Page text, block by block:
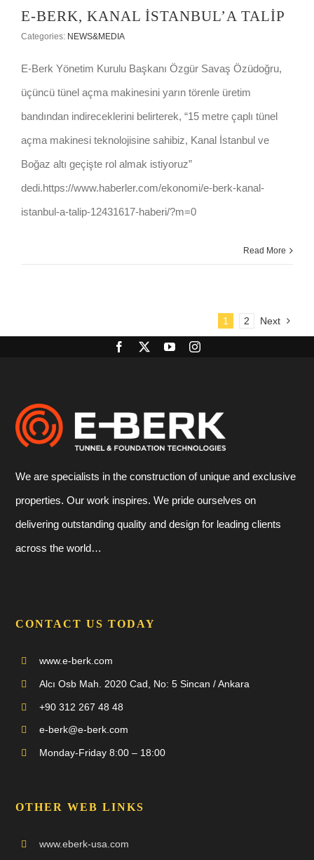
E-BERK, KANAL İSTANBUL’A TALİP
Categories: NEWS&MEDIA
E-Berk Yönetim Kurulu Başkanı Özgür Savaş Özüdoğru,
üçüncü tünel açma makinesini yarın törenle üretim
bandından indireceklerini belirterek, “15 metre çaplı tünel
açma makinesi teknolojisine sahibiz, Kanal İstanbul ve
Boğaz altı geçişte rol almak istiyoruz”
dedi.https://www.haberler.com/ekonomi/e-berk-kanal-
istanbul-a-talip-12431617-haberi/?m=0
Read More
1 2 Next
We are specialists in the construction of unique and exclusive
properties. Our work inspires. We pride ourselves on
delivering outstanding quality and design for leading clients
across the world…
CONTACT US TODAY
www.e-berk.com
Alcı Osb Mah. 2020 Cad, No: 5 Sincan / Ankara
+90 312 267 48 48
e-berk@e-berk.com
Monday-Friday 8:00 – 18:00
OTHER WEB LINKS
www.eberk-usa.com